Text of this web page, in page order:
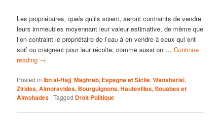
Les propriétaires, quels qu’ils soient, seront contraints de vendre
leurs immeubles moyennant leur valeur estimative, de même que
l’on contraint le propriétaire de l’eau à en vendre à ceux qui ont
soif ou craignent pour leur récolte, comme aussi on …Continue
reading →
Posted in Ibn al-Hajj,Maghreb, Espagne et Sicile,Wansharisi,
Zirides, Almoravides, Bourguignons, Hautevilles, Souabes et
Almohades |Tagged Droit Politique